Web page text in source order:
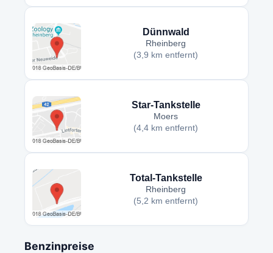
Dünnwald
Rheinberg
(3,9 km entfernt)
Star-Tankstelle
Moers
(4,4 km entfernt)
Total-Tankstelle
Rheinberg
(5,2 km entfernt)
Benzinpreise